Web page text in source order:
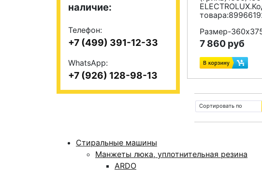
Размер-
7 860 руб
Сортировать по
наличие:
Телефон:
+7 (499) 391-12-33
WhatsApp:
+7 (926) 128-98-13
Стиральные машины
Манжеты люка, уплотнительная резина
ARDO